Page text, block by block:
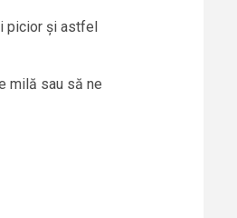
picior și astfel
milă sau să ne